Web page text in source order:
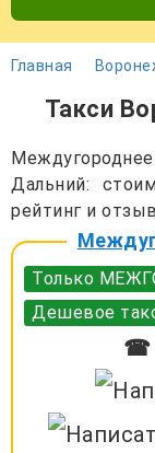
Главная
Такси
Дальний:
рейтинг и
Только
Дешевое
☎